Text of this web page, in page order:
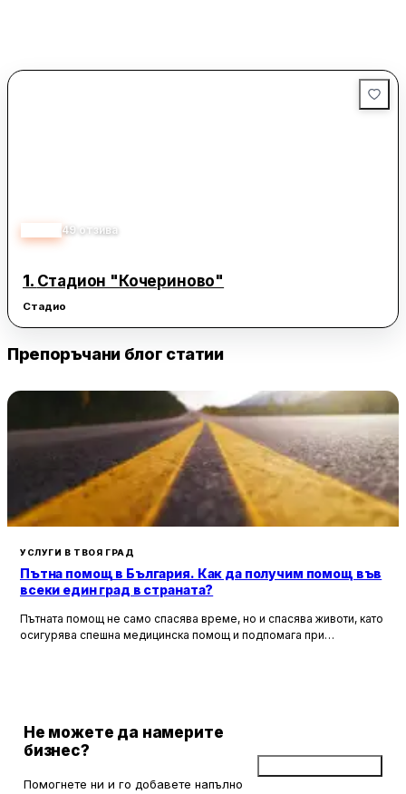
49 отзива
1. Стадион "Кочериново"
Стадио
Препоръчани блог статии
УСЛУГИ В ТВОЯ ГРАД
Пътна помощ в България. Как да получим помощ във
всеки един град в страната?
Пътната помощ не само спасява време, но и спасява животи, като
осигурява спешна медицинска помощ и подпомага при
Не можете да намерите
бизнес?
Помогнете ни и го добавете напълно